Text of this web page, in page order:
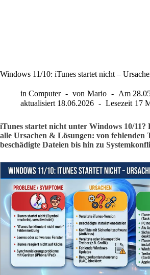
Windows 11/10: iTunes startet nicht –
in Computer von Mario Am
aktualisiert 18.06.2026 Lesezeit 17
iTunes startet nicht unter Windows 10/11?
alle Ursachen & Lösungen: von fehlenden
beschädigte Dateien bis hin zu